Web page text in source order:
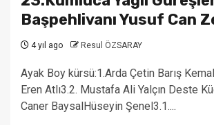
Başpehlivanı Yusuf Can
4 yıl ago Resul ÖZSARAY
Ayak Boy kürsü:1.Arda Çetin Barış
Eren Atlı3.2. Mustafa Ali Yalçın Deste
Caner BaysalHüseyin Şenel3.1....